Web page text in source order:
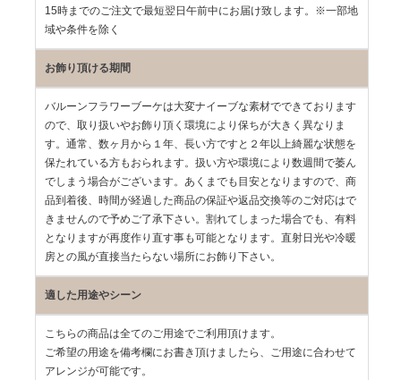
15時までのご注文で最短翌日午前中にお届け致します。※一部地
域や条件を除く
お飾り頂ける期間
バルーンフラワーブーケは大変ナイーブな素材でできております
ので、取り扱いやお飾り頂く環境により保ちが大きく異なりま
す。通常、数ヶ月から１年、長い方ですと２年以上綺麗な状態を
保たれている方もおられます。扱い方や環境により数週間で萎ん
でしまう場合がございます。あくまでも目安となりますので、商
品到着後、時間が経過した商品の保証や返品交換等のご対応はで
きませんので予めご了承下さい。割れてしまった場合でも、有料
となりますが再度作り直す事も可能となります。直射日光や冷暖
房との風が直接当たらない場所にお飾り下さい。
適した用途やシーン
こちらの商品は全てのご用途でご利用頂けます。
ご希望の用途を備考欄にお書き頂けましたら、ご用途に合わせて
アレンジが可能です。